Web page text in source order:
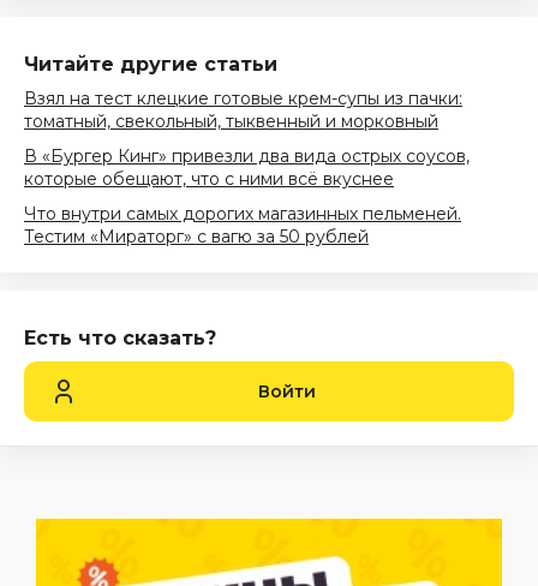
Читайте другие статьи
Взял на тест клецкие готовые крем-супы из пачки:
томатный, свекольный, тыквенный и морковный
В «Бургер Кинг» привезли два вида острых соусов,
которые обещают, что с ними всё вкуснее
Что внутри самых дорогих магазинных пельменей.
Тестим «Мираторг» с вагю за 50 рублей
Есть что сказать?
Войти